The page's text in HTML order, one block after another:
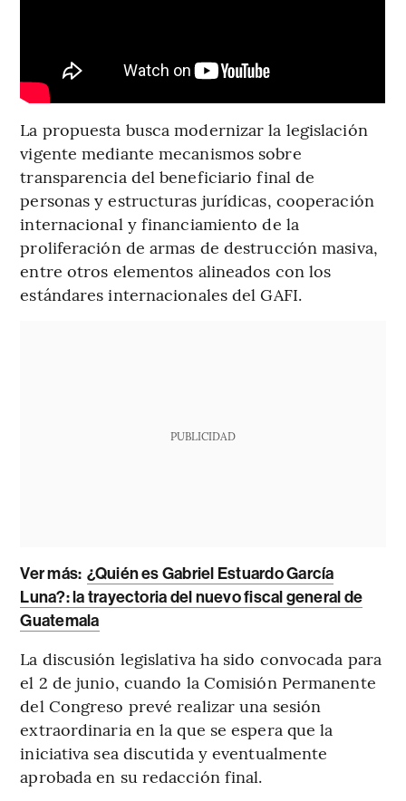
La propuesta busca modernizar la legislación
vigente mediante mecanismos sobre
transparencia del beneficiario final de
personas y estructuras jurídicas, cooperación
internacional y financiamiento de la
proliferación de armas de destrucción masiva,
entre otros elementos alineados con los
estándares internacionales del GAFI.
PUBLICIDAD
Ver más: ¿Quién es Gabriel Estuardo García
Luna?: la trayectoria del nuevo fiscal general de
Guatemala
La discusión legislativa ha sido convocada para
el 2 de junio, cuando la Comisión Permanente
del Congreso prevé realizar una sesión
extraordinaria en la que se espera que la
iniciativa sea discutida y eventualmente
aprobada en su redacción final.